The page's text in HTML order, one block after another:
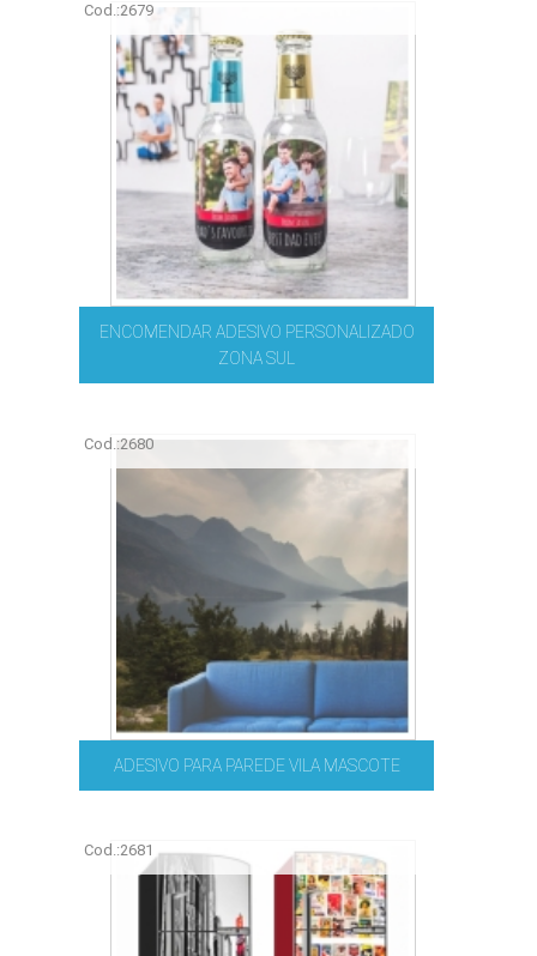
Cod.:2679
ENCOMENDAR ADESIVO PERSONALIZADO
ZONA SUL
Cod.:2680
ADESIVO PARA PAREDE VILA MASCOTE
Cod.:2681